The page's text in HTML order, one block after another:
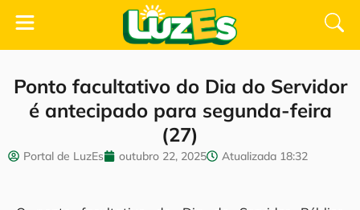
Ponto facultativo do Dia do Servidor
é antecipado para segunda-feira
(27)
Portal de LuzEs outubro 22, 2025 Atualizada 18:32